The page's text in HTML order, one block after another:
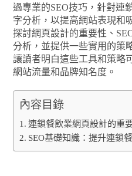
過專業的SEO技巧，針對連
字分析，以提高網站表現和
探討網頁設計的重要性、
分析，並提供一些實用的策
讓讀者明白這些工具和策略
網站流量和品牌知名度。
內容目錄
連鎖餐飲業網頁設計的重
SEO基礎知識：提升連鎖